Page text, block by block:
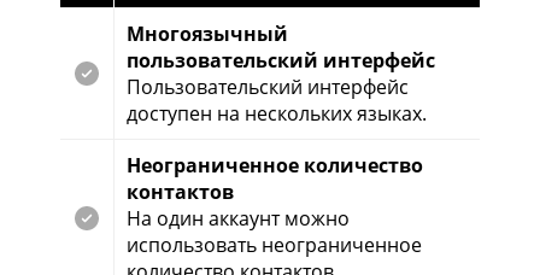
Многоязычный
пользовательский интерфейс
Пользовательский интерфейс
доступен на нескольких языках.
Неограниченное количество
контактов
На один аккаунт можно
использовать неограниченное